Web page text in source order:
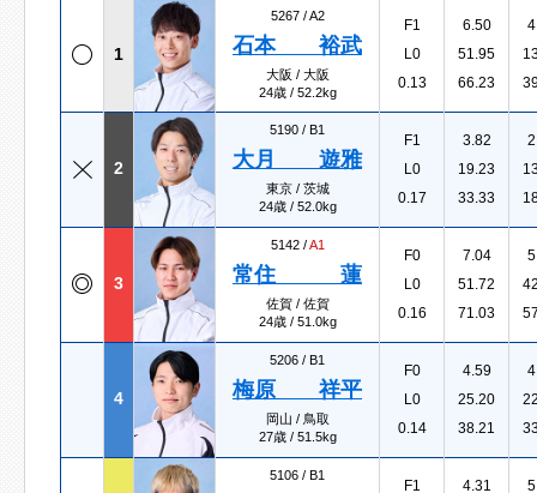
1
5267 /A2
石本 裕武
大阪 / 大阪
24歳 / 52.2kg
F1
L0
0.13
6.50
51.95
66.23
2
5190 / B1
大月 遊雅
東京 / 茨城
24歳 / 52.0kg
F1
L0
0.17
3.82
19.23
33.33
3
5142 /A1
常住 蓮
佐賀 / 佐賀
24歳 / 51.0kg
F0
L0
0.16
7.04
51.72
71.03
4
5206 / B1
梅原 祥平
岡山 / 鳥取
27歳 / 51.5kg
F0
L0
0.14
4.59
25.20
38.21
5106 / B1
F1
4.31